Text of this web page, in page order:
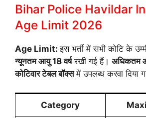
Bihar Police Havildar
Age Limit 2026
Age Limit:इस भर्ती में सभी कोटि के
न्यूनतम आयु 18 वर्षरखी गई हैं। अधिकतम
कोटिवार टेबल बॉक्समें उपलब्ध करवा दिया
Category